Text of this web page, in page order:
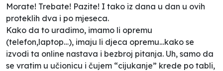
Morate! Trebate! Pazite! I tako iz dana u dan u ovih
proteklih dva i po mjeseca.
Kako da to uradimo, imamo li opremu
(telefon,laptop…), imaju li djeca opremu…kako se
izvodi ta online nastava i bezbroj pitanja. Uh, samo da
se vratim u učionicu i čujem “cijukanje” krede po tabli,